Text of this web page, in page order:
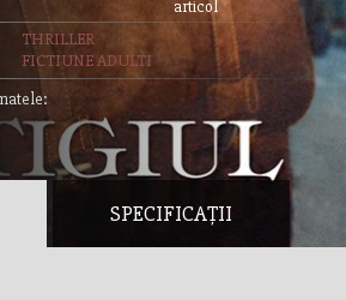
articol
THRILLER
FICTIUNE ADULTI
SPECIFICAȚII